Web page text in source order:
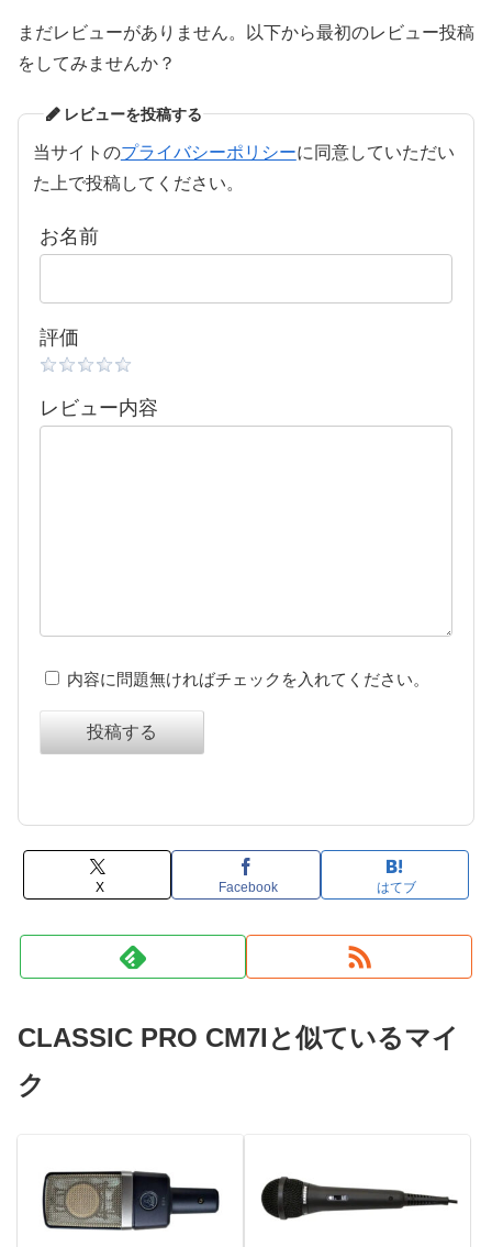
まだレビューがありません。以下から最初のレビュー投稿
をしてみませんか？
レビューを投稿する
当サイトのプライバシーポリシーに同意していただい
た上で投稿してください。
お名前
評価
レビュー内容
内容に問題無ければチェックを入れてください。
投稿する
X Facebook はてブ
CLASSIC PRO CM7Iと似ているマイ
ク